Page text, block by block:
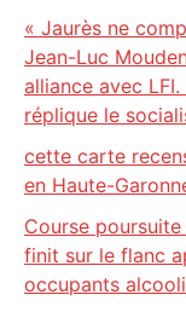
« Jaurès ne
Jean-Luc
alliance avec
réplique le
cette carte
en Haute-
Course
finit sur le flanc
occupants